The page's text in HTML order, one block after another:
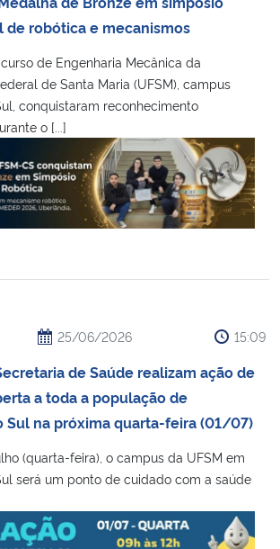
de robótica e mecanismos
de Engenharia Mecânica da
de Santa Maria (UFSM), campus
conquistaram reconhecimento
o [...]
25/06/2026 15:09
de Saúde realizam ação de
a toda a população de
Sul na próxima quarta-feira (01/07)
(quarta-feira), o campus da UFSM em
será um ponto de cuidado com a saúde